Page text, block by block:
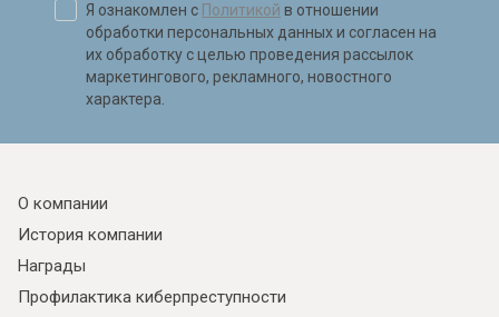
Я ознакомлен с Политикой в отношении
обработки персональных данных и согласен на
их обработку с целью проведения рассылок
маркетингового, рекламного, новостного
характера.
О компании
История компании
Награды
Профилактика киберпреступности